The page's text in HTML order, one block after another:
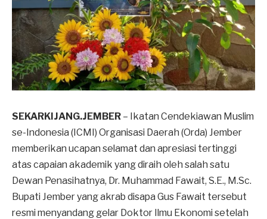
SEKARKIJANG.JEMBER – Ikatan Cendekiawan Muslim
se-Indonesia (ICMI) Organisasi Daerah (Orda) Jember
memberikan ucapan selamat dan apresiasi tertinggi
atas capaian akademik yang diraih oleh salah satu
Dewan Penasihatnya, Dr. Muhammad Fawait, S.E., M.Sc.
Bupati Jember yang akrab disapa Gus Fawait tersebut
resmi menyandang gelar Doktor Ilmu Ekonomi setelah